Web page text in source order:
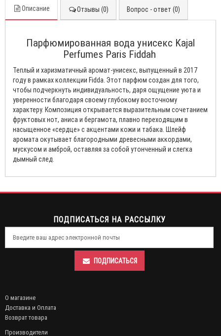
Описание Отзывы (0) Вопрос - ответ (0)
Парфюмированная вода унисекс Kajal
Perfumes Paris Fiddah
Теплый и харизматичный аромат-унисекс, выпущенный в 2017
году в рамках коллекции Fidda. Этот парфюм создан для того,
чтобы подчеркнуть индивидуальность, даря ощущение уюта и
уверенности благодаря своему глубокому восточному
характеру. Композиция открывается выразительным сочетанием
фруктовых нот, аниса и бергамота, плавно переходящим в
насыщенное «сердце» с акцентами кожи и табака. Шлейф
аромата окутывает благородными древесными аккордами,
мускусом и амброй, оставляя за собой утонченный и слегка
дымный след.
ПОДПИСАТЬСЯ НА РАССЫЛКУ
ПОДПИСАТЬСЯ
О магазине
Доставка и Оплата
Возврат товара
Производители